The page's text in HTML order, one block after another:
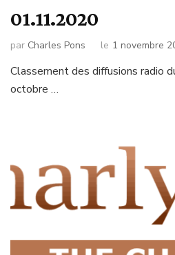
01.11.2020
par Charles Pons le 1 novembre
Classement des diffusions radio
octobre …